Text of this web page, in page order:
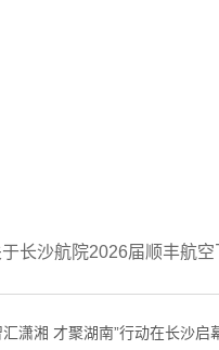
于长沙航院2026届顺丰航
汇潇湘 才聚湖南”行动在长沙